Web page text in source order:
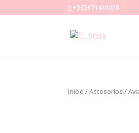
+595971480038
Inicio /Accesorios /